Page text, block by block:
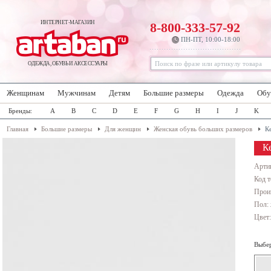
ИНТЕРНЕТ-МАГАЗИН
ОДЕЖДА, ОБУВЬ И АКСЕССУАРЫ
8-800-333-57-92
ПН-ПТ, 10:00-18:00
Женщинам Мужчинам Детям Большие размеры Одежда
Бренды: A B C D E F G H I J K
Главная Большие размеры Для женщин Женская обувь больших размеров
Код
Пол: